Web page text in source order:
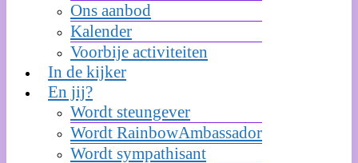
Ons aanbod
Kalender
Voorbije activiteiten
In de kijker
En jij?
Wordt steungever
Wordt RainbowAmbassador
Wordt sympathisant